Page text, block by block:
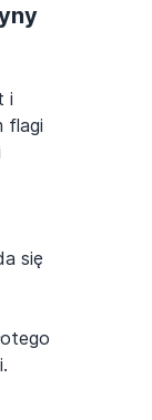
i
flagi
się